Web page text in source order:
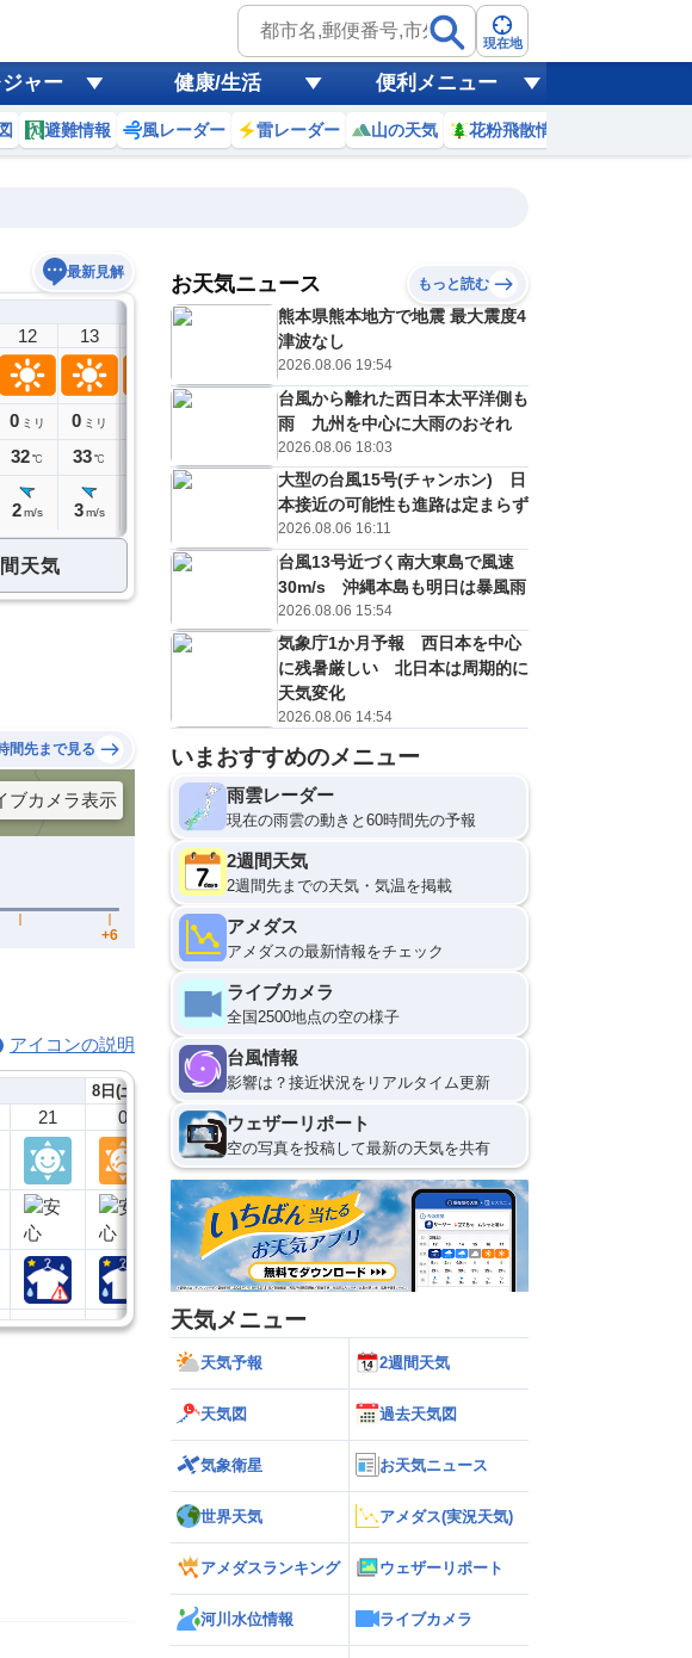
現在地
ャー 健康/生活 便利メニュー
避難情報 風レーダー 雷レーダー 山の天気 花粉飛散情報
最新見解
12
0 ミリ
32℃
2 m/s
13
0 ミリ
33℃
3 m/s
16
ミリ
32
m/s
17
0ミリ
31
3m/s
0ミリ
30
2 m/s
0ミリ
0m/s
0
0m/s
天気
間先まで見る
アイコンの説明
21
8日(土)
0
お天気ニュース もっと読む
熊本県熊本地方で地震 最大震度4
津波なし
2026.08.06 19:54
台風から離れた西日本太平洋側も
雨 九州を中心に大雨のおそれ
2026.08.06 18:03
大型の台風15号(チャンホン) 日
本接近の可能性も進路は定まらず
2026.08.06 16:11
台風13号近づく南大東島で風速
30m/s 沖縄本島も明日は暴風雨
2026.08.06 15:54
気象庁1か月予報 西日本を中心
に残暑厳しい 北日本は周期的に
天気変化
2026.08.06 14:54
いまおすすめのメニュー
雨雲レーダー
現在の雨雲の動きと60時間先の予報
2週間天気
2週間先までの天気・気温を掲載
アメダス
アメダスの最新情報をチェック
ライブカメラ
全国2500地点の空の様子
台風情報
影響は？接近状況をリアルタイム更新
ウェザーリポート
空の写真を投稿して最新の天気を共有
天気メニュー
天気予報 2週間天気
天気図 過去天気図
気象衛星 お天気ニュース
世界天気 アメダス(実況天気)
アメダスランキング ウェザーリポート
河川水位情報 ライブカメラ